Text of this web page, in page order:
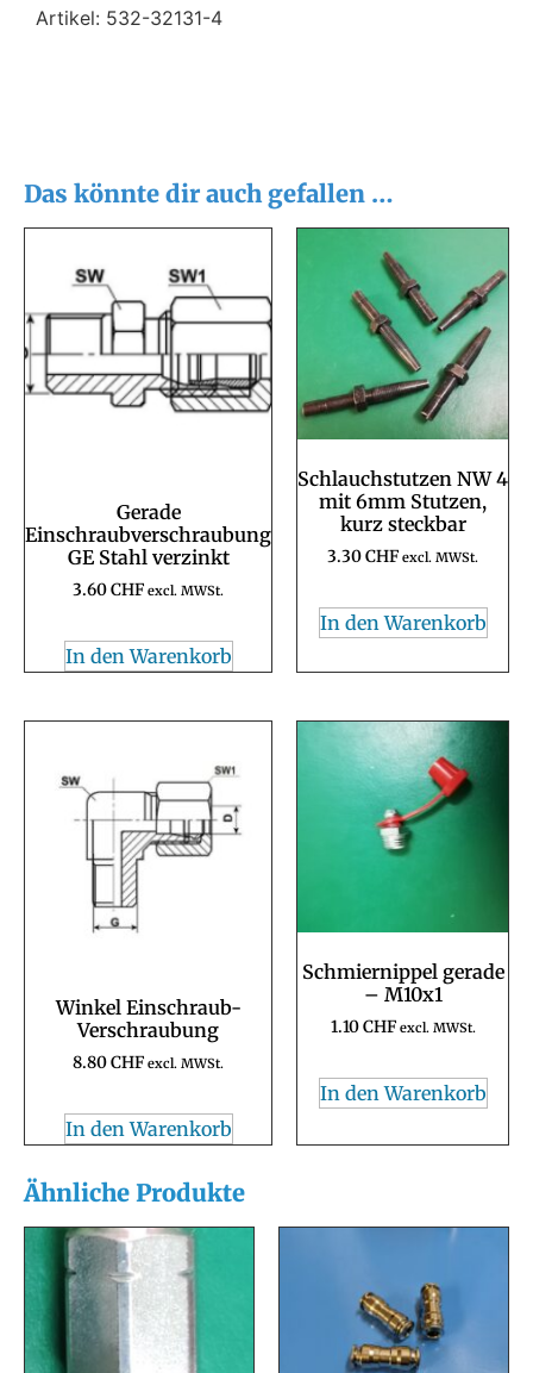
Artikel: 532-32131-4
Das könnte dir auch gefallen …
Gerade
Einschraubverschraubung
GE Stahl verzinkt
3.60CHF excl. MWSt.
In den Warenkorb
Schlauchstutzen NW 4
mit 6mm Stutzen,
kurz steckbar
3.30CHF excl. MWSt.
In den Warenkorb
Winkel Einschraub-
Verschraubung
8.80CHF excl. MWSt.
In den Warenkorb
Schmiernippel gerade
– M10x1
1.10CHF excl. MWSt.
In den Warenkorb
Ähnliche Produkte